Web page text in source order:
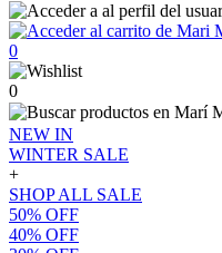
0
0
NEW IN
WINTER SALE
+
SHOP ALL SALE
50% OFF
40% OFF